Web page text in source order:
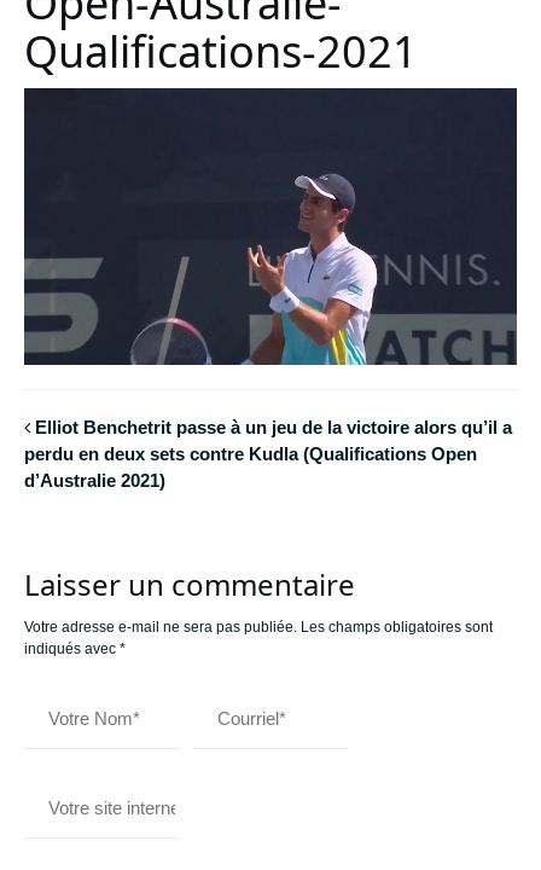
Qualifications-2021
Elliot Benchetrit passe à un jeu de la victoire alors qu’il a
perdu en deux sets contre Kudla (Qualifications Open
d’Australie 2021)
Laisser un commentaire
Votre adresse e-mail ne sera pas publiée. Les champs obligatoires sont
indiqués avec *